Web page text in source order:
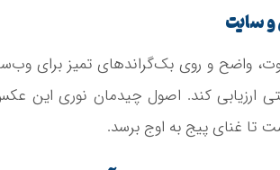
و سایت
واضح و روی بک‌گراندهای تمیز برای
ارزیابی کند. اصول چیدمان نوری این
تا غنای پیج به اوج برسد.